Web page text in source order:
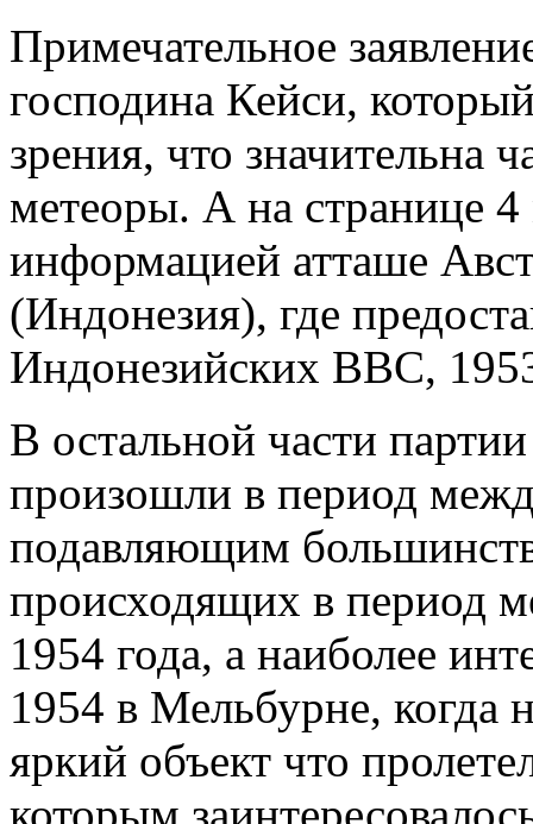
Примечательное
господина Кейси,
зрения, что значительна
метеоры. А на странице
информацией атташе
(Индонезия), где
Индонезийских ВВС,
В остальной части
произошли в период
подавляющим
происходящих в период
1954 года, а наиболее
1954 в Мельбурне, когда
яркий объект что
которым